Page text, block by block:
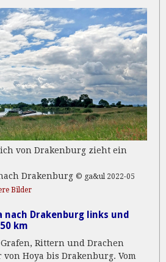
von Drakenburg zieht ein
Drakenburg © ga&ul 2022-05
Bilder
nach Drakenburg links und
km
Rittern und Drachen
Hoya bis Drakenburg. Vom